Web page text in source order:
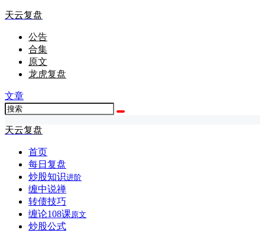
天云复盘
公告
合集
原文
龙虎复盘
文章
天云复盘
首页
每日复盘
炒股知识进阶
缠中说禅
转债技巧
缠论108课原文
炒股公式